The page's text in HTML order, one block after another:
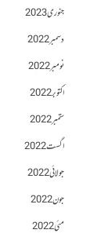
جنوری 2023
دسمبر 2022
نومبر 2022
اکتوبر 2022
ستمبر 2022
اگست 2022
جولائی 2022
جون 2022
مئی 2022